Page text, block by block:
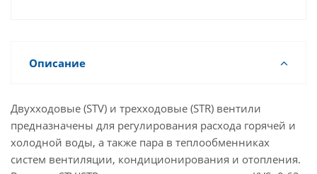
Если шток находится в нижнем положении,
и 1.
Вентили должны устанавливаться так, чтобы
направление стрелки совпадало с направлением
потока жидкости. В зависимости от типа
Описание
Двухходовые (STV) и трехходовые (STR) вентили
предназначены для регулирования расхода горячей и
холодной воды, а также пара в теплообменниках
систем вентиляции, кондиционирования и отопления.